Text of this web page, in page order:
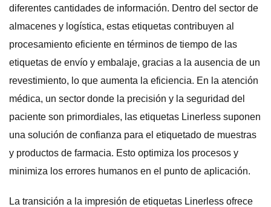
diferentes cantidades de información. Dentro del sector de
almacenes y logística, estas etiquetas contribuyen al
procesamiento eficiente en términos de tiempo de las
etiquetas de envío y embalaje, gracias a la ausencia de un
revestimiento, lo que aumenta la eficiencia. En la atención
médica, un sector donde la precisión y la seguridad del
paciente son primordiales, las etiquetas Linerless suponen
una solución de confianza para el etiquetado de muestras
y productos de farmacia. Esto optimiza los procesos y
minimiza los errores humanos en el punto de aplicación.
La transición a la impresión de etiquetas Linerless ofrece